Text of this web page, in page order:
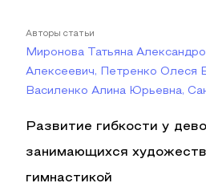
Авторы статьи
Миронова Татьяна
Алексеевич, Петренко Олеся
Василенко Алина Юрьевна,
Развитие гибкости у
занимающихся
гимнастикой